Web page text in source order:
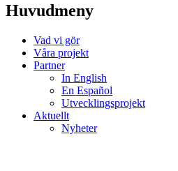
Huvudmeny
Vad vi gör
Våra projekt
Partner
In English
En Español
Utvecklingsprojekt
Aktuellt
Nyheter